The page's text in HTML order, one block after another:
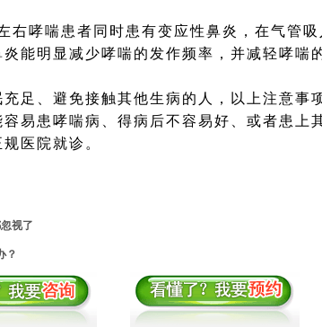
哮喘患者同时患有变应性鼻炎，在气管吸
能明显减少哮喘的发作频率，并减轻哮喘
、避免接触其他生病的人，以上注意事
易患哮喘病、得病后不容易好、或者患上
医院就诊。
视了
？